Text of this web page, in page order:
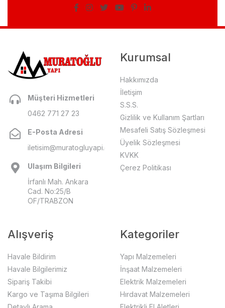
Müşteri Hizmetleri
0462 771 27 23
E-Posta Adresi
iletisim@muratogluyapi.com
Ulaşım Bilgileri
İrfanlı Mah. Ankara
Cad. No:25/B
OF/TRABZON
Kurumsal
Hakkımızda
İletişim
S.S.S.
Gizlilik ve Kullanım Şartları
Mesafeli Satış Sözleşmesi
Üyelik Sözleşmesi
KVKK
Çerez Politikası
Alışveriş
Havale Bildirim
Havale Bilgilerimiz
Sipariş Takibi
Kargo ve Taşıma Bilgileri
Kategoriler
Yapı Malzemeleri
İnşaat Malzemeleri
Elektrik Malzemeleri
Hırdavat Malzemeleri